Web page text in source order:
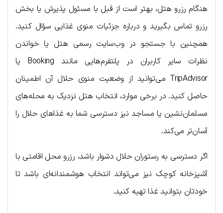
هنگام رزرو هتل، بهتر است از قبل با مسئول پذیرش یا بخش
رزرو تماس بگیرید و درباره جزئیات منوی غذایی سؤال کنید.
همچنین با جستجو در وب‌سایت رسمی هتل یا خواندن
نظرات سایر کاربران در پلتفرم‌هایی مانند Booking یا
TripAdvisor می‌توانید از وضعیت منوی حلال آن اطمینان
حاصل کنید. در برخی موارد، انتخاب هتل نزدیک به محله‌های
مسلمان‌نشین یا مساجد نیز دسترسی شما به غذاهای حلال را
آسان‌تر می‌کند.
اگر دسترسی به رستوران حلال دشوار باشد، رزرو محل اقامتی با
آشپزخانه کوچک نیز می‌تواند انتخاب هوشمندانه‌ای باشد تا
خودتان بتوانید غذا تهیه کنید.